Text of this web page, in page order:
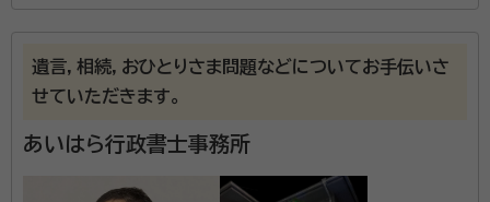
伊藤 桂子（いとう けいこ）
行政書士・保護司
尚絅女学院大学保育科卒、全共連宮城県本部 会社執行役員 石巻
市ものう夢ネット会長
す。特に相続関係を得意としています。
遺言，相続，おひとりさま問題などについてお手伝いさ
せていただきます。
あいはら行政書士事務所